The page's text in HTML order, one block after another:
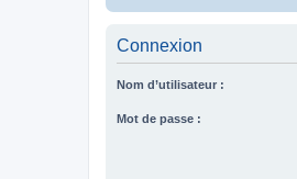
Connexion
Nom d’utilisateur :
Mot de passe :